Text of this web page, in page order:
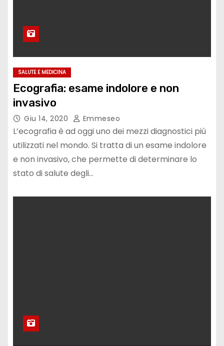
SALUTE E MEDICINA
Ecografia: esame indolore e non
invasivo
Giu 14, 2020 Emmeseo
L’ecografia è ad oggi uno dei mezzi diagnostici più
utilizzati nel mondo. Si tratta di un esame indolore
e non invasivo, che permette di determinare lo
stato di salute degli…